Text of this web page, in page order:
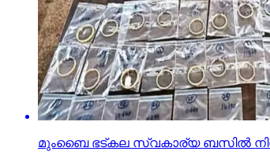
മുംബൈ ഭട്കല സ്വകാര്യ ബസില്‍